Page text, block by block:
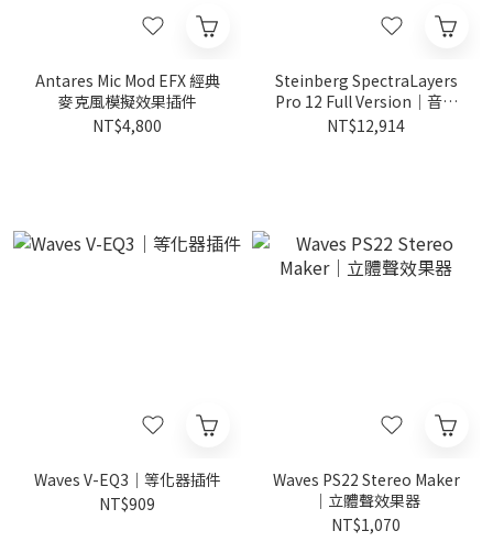
Antares Mic Mod EFX 經典
麥克風模擬效果插件
NT$4,800
Steinberg SpectraLayers
Pro 12 Full Version｜音訊
處理
NT$12,914
Waves V-EQ3｜等化器插件
NT$909
Waves PS22 Stereo Maker
｜立體聲效果器
NT$1,070